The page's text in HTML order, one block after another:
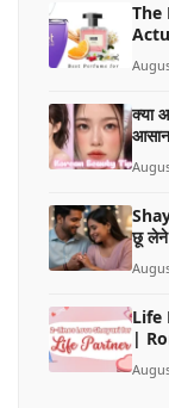
The
क्या
छू लेने
Life
|